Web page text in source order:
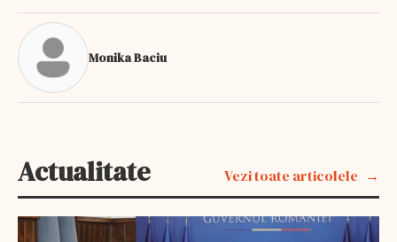
Monika Baciu
Actualitate Vezi toate articolele